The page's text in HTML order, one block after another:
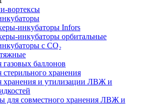
вортексы
инкубаторы Infors
инкубаторы орбитальные
с CО₂
баллонов
хранения
и утилизации ЛВЖ и
для совместного хранения ЛВЖ и